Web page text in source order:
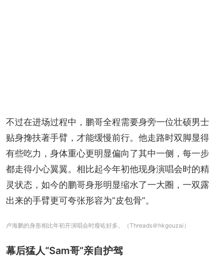
不过在进场过程中，鹏哥全程需要身旁一位壮硕男士
贴身搀扶著手臂，才能缓慢前行。他走路时双脚显得
有些吃力，身体重心更明显偏向了其中一侧，每一步
都走得小心翼翼。相比起今年初他现身演唱会时的精
灵状态，如今的鹏哥身形明显缩水了一大圈，一双露
出来的手臂更可夸张形容为“皮包骨”。
卢海鹏的身形相比年初开演唱会时瘦咗好多。（Threads＠hkgouzai）
幕后猛人“Sam哥”亲自护驾